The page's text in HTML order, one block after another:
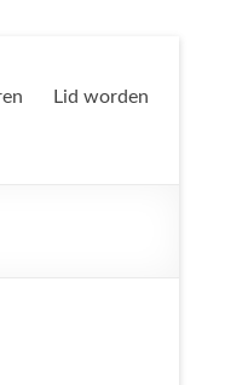
Lid worden